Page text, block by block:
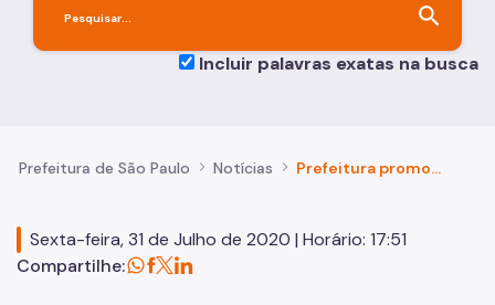
search
Incluir palavras exatas na busca
Prefeitura de São Paulo Notícias Prefeitura promove III Semana Municipal da Primeira Infância
Sexta-feira, 31 de Julho de 2020 | Horário: 17:51
Compartilhe: